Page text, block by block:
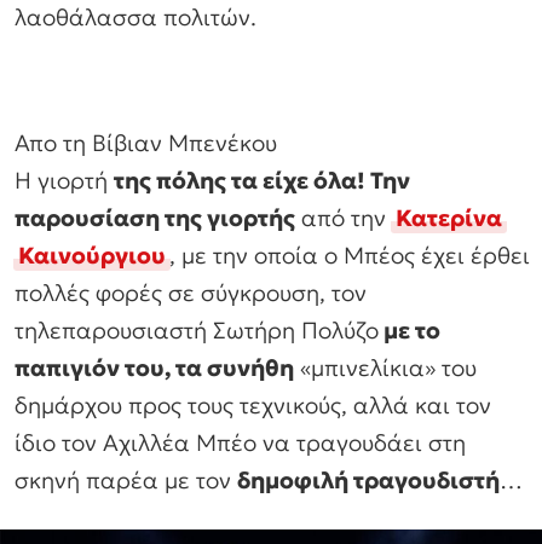
λαοθάλασσα πολιτών.
Απο τη Βίβιαν Μπενέκου
Η γιορτή της πόλης τα είχε όλα! Την
παρουσίαση της γιορτής από τηνΚατερίνα
Καινούργιου, με την οποία ο Μπέος έχει έρθει
πολλές φορές σε σύγκρουση, τον
τηλεπαρουσιαστή Σωτήρη Πολύζο με το
παπιγιόν του, τα συνήθη «μπινελίκια» του
δημάρχου προς τους τεχνικούς, αλλά και τον
ίδιο τον Αχιλλέα Μπέο να τραγουδάει στη
σκηνή παρέα με τον δημοφιλή τραγουδιστή…